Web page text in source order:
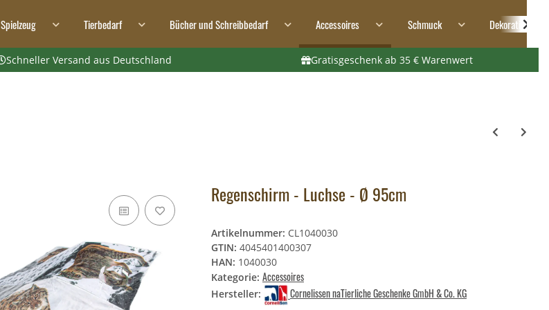
Spielzeug Tierbedarf Bücher und Schreibbedarf Accessoires Schmuck Dekoration
Schneller Versand aus Deutschland Gratisgeschenk ab 35 € Warenwert
Regenschirm - Luchse - Ø 95cm
Artikelnummer: CL1040030
GTIN: 4045401400307
HAN: 1040030
Kategorie: Accessoires
Hersteller: Cornelissen naTierliche Geschenke GmbH & Co. KG